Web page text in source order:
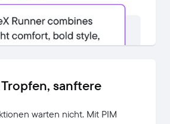
sanftere
warten nicht. Mit PIM